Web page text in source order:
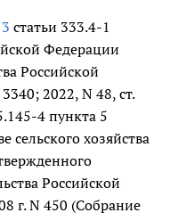
статьи 333.4-1
Федерации
Российской
2022, N 48, ст.
4 пункта 5
хозяйства
Российской
г. N 450 (Собрание